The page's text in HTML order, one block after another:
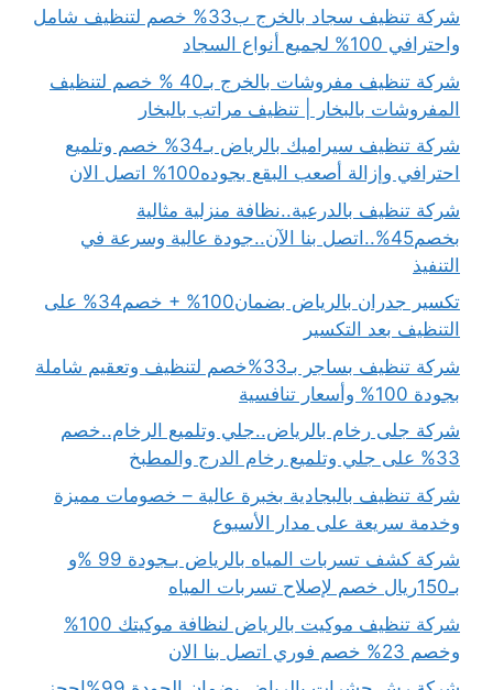
شركة تنظيف سجاد بالخرج ب33% خصم لتنظيف شامل
واحترافي 100% لجميع أنواع السجاد
شركة تنظيف مفروشات بالخرج بـ40 % خصم لتنظيف
المفروشات بالبخار | تنظيف مراتب بالبخار
شركة تنظيف سيراميك بالرياض بـ34% خصم وتلميع
احترافي وإزالة أصعب البقع بجوده100% اتصل الان
شركة تنظيف بالدرعية..نظافة منزلية مثالية
بخصم45%..اتصل بنا الآن..جودة عالية وسرعة في
التنفيذ
تكسير جدران بالرياض بضمان100% + خصم34% على
التنظيف بعد التكسير
شركة تنظيف بساجر بـ33%خصم لتنظيف وتعقيم شاملة
بجودة 100% وأسعار تنافسية
شركة جلى رخام بالرياض..جلي وتلميع الرخام..خصم
33% على جلي وتلميع رخام الدرج والمطبخ
شركة تنظيف بالبجادية بخبرة عالية – خصومات مميزة
وخدمة سريعة على مدار الأسبوع
شركة كشف تسربات المياه بالرياض بـجودة 99 %و
بـ150ريال خصم لإصلاح تسربات المياه
شركة تنظيف موكيت بالرياض لنظافة موكيتك 100%
وخصم 23% خصم فوري اتصل بنا الان